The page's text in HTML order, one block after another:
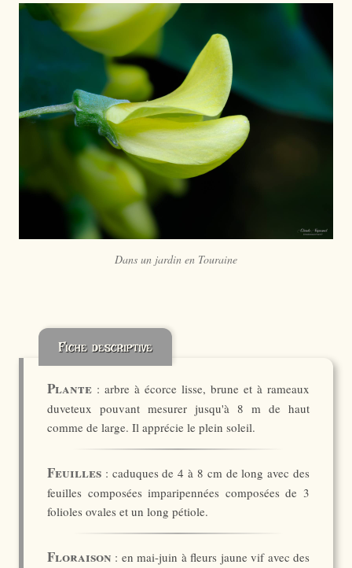
Dans un jardin en Touraine
Fiche descriptive
Plante : arbre à écorce lisse, brune et à rameaux
duveteux pouvant mesurer jusqu'à 8 m de haut
comme de large. Il apprécie le plein soleil.
Feuilles : caduques de 4 à 8 cm de long avec des
feuilles composées imparipennées composées de 3
folioles ovales et un long pétiole.
Floraison : en mai-juin à fleurs jaune vif avec des